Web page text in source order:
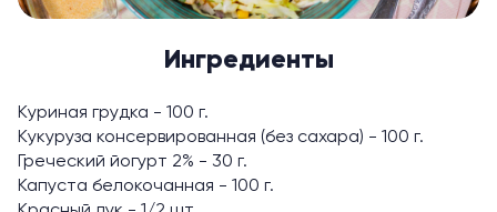
Ингредиенты
Куриная грудка - 100 г.
Кукуруза консервированная (без сахара) - 100 г.
Греческий йогурт 2% - 30 г.
Капуста белокочанная - 100 г.